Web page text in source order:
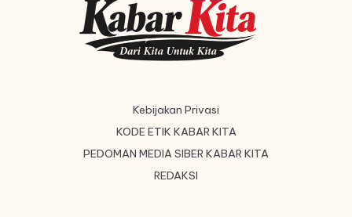
Kebijakan Privasi
KODE ETIK KABAR KITA
PEDOMAN MEDIA SIBER KABAR KITA
REDAKSI